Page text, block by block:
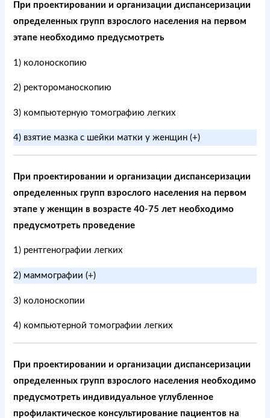
При проектировании и организации диспансеризации
определенных групп взрослого населения на первом
этапе необходимо предусмотреть
1) колоноскопию
2) ректороманоскопию
3) компьютерную томографию легких
4) взятие мазка с шейки матки у женщин (+)
При проектировании и организации диспансеризации
определенных групп взрослого населения на первом
этапе у женщин в возрасте 40-75 лет необходимо
предусмотреть проведение
1) рентгенографии легких
2) маммографии (+)
3) колоноскопии
4) компьютерной томографии легких
При проектировании и организации диспансеризации
определенных групп взрослого населения необходимо
предусмотреть индивидуальное углубленное
профилактическое консультирование пациентов на